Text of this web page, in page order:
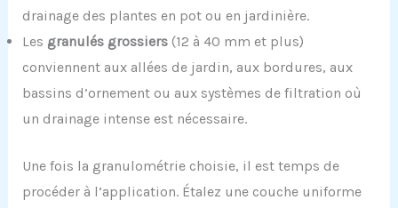
drainage des plantes en pot ou en jardinière.
Les granulés grossiers(12 à 40 mm et plus)
conviennent aux allées de jardin, aux bordures, aux
bassins d’ornement ou aux systèmes de filtration où
un drainage intense est nécessaire.
Une fois la granulométrie choisie, il est temps de
procéder à l’application. Étalez une couche uniforme